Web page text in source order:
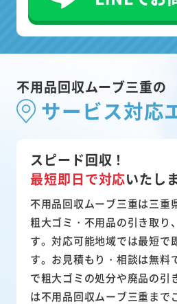
不用品回収ムーブ三重の
サービス対応
スピード回収！
最短即日で対応いたし
不用品回収ムーブ三重は三重
粗大ゴミ・不用品の引き取り
す。対応可能地域では最短で
す。お見積もり・相談は無料
で粗大ゴミの処分や廃品の引
は不用品回収ムーブ三重まで